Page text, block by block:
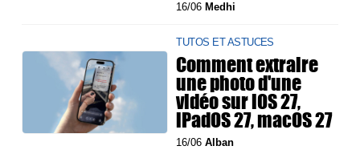
16/06 Medhi
TUTOS ET ASTUCES
Comment extraire
une photo d'une
vidéo sur iOS 27,
iPadOS 27, macOS 27
16/06Alban